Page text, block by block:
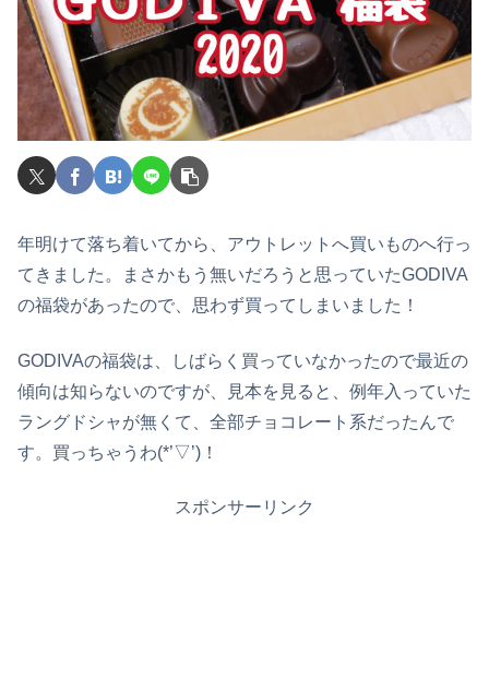
年明けて落ち着いてから、アウトレットへ買いものへ行っ
てきました。まさかもう無いだろうと思っていたGODIVA
の福袋があったので、思わず買ってしまいました！
GODIVAの福袋は、しばらく買っていなかったので最近の
傾向は知らないのですが、見本を見ると、例年入っていた
ラングドシャが無くて、全部チョコレート系だったんで
す。買っちゃうわ(*’▽’)！
スポンサーリンク